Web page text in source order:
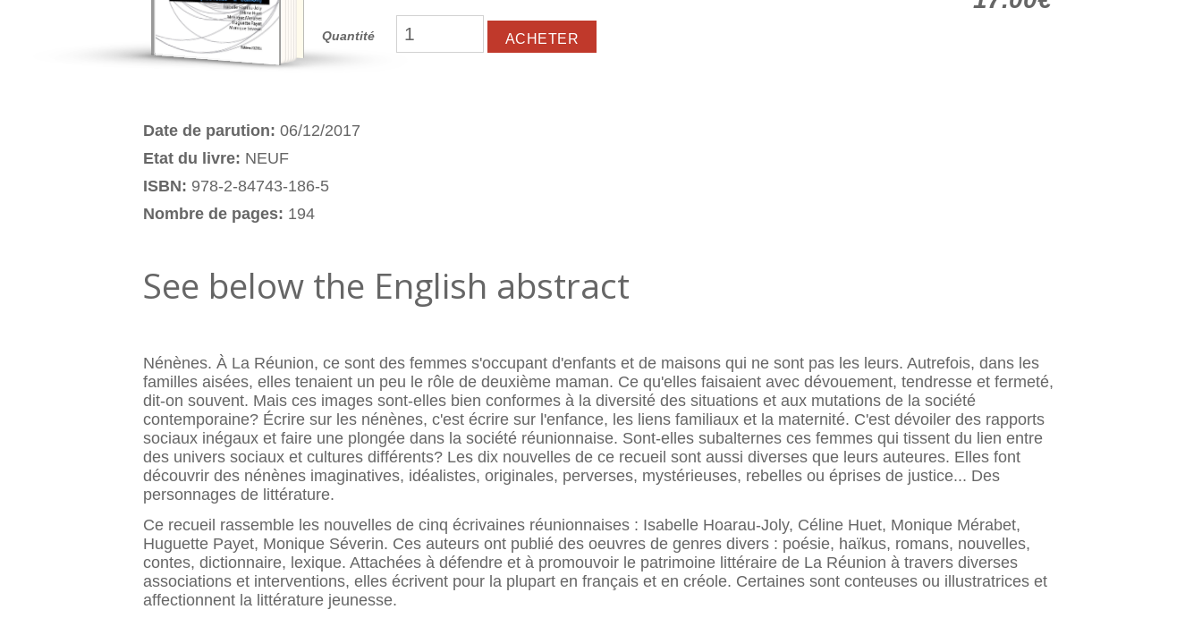
Quantité
Date de parution: 06/12/2017
Etat du livre: NEUF
ISBN: 978-2-84743-186-5
Nombre de pages: 194
See below the English abstract
Nénènes. À La Réunion, ce sont des femmes s'occupant d'enfants et de maisons qui ne sont pas les leurs. Autrefois, dans les
familles aisées, elles tenaient un peu le rôle de deuxième maman. Ce qu'elles faisaient avec dévouement, tendresse et fermeté,
dit-on souvent. Mais ces images sont-elles bien conformes à la diversité des situations et aux mutations de la société
contemporaine? Écrire sur les nénènes, c'est écrire sur l'enfance, les liens familiaux et la maternité. C'est dévoiler des rapports
sociaux inégaux et faire une plongée dans la société réunionnaise. Sont-elles subalternes ces femmes qui tissent du lien entre
des univers sociaux et cultures différents? Les dix nouvelles de ce recueil sont aussi diverses que leurs auteures. Elles font
découvrir des nénènes imaginatives, idéalistes, originales, perverses, mystérieuses, rebelles ou éprises de justice... Des
personnages de littérature.
Ce recueil rassemble les nouvelles de cinq écrivaines réunionnaises : Isabelle Hoarau-Joly, Céline Huet, Monique Mérabet,
Huguette Payet, Monique Séverin. Ces auteurs ont publié des oeuvres de genres divers : poésie, haïkus, romans, nouvelles,
contes, dictionnaire, lexique. Attachées à défendre et à promouvoir le patrimoine littéraire de La Réunion à travers diverses
associations et interventions, elles écrivent pour la plupart en français et en créole. Certaines sont conteuses ou illustratrices et
affectionnent la littérature jeunesse.